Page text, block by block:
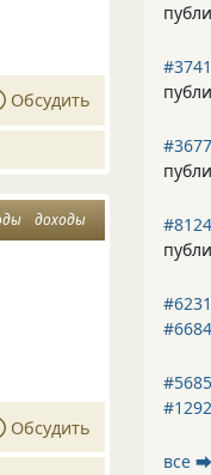
Обсудить
доходы
Обсудить
все ⮕